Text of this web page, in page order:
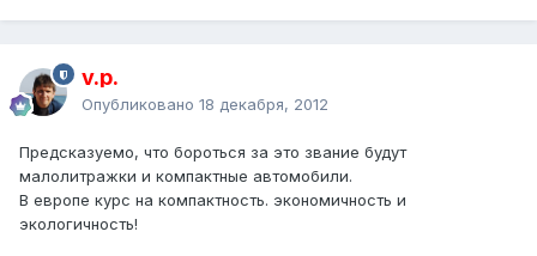
v.p.
Опубликовано 18 декабря, 2012
Предсказуемо, что бороться за это звание будут
малолитражки и компактные автомобили.
В европе курс на компактность. экономичность и
экологичность!